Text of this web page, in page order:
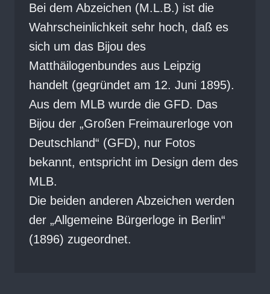
Bei dem Abzeichen (M.L.B.) ist die
Wahrscheinlichkeit sehr hoch, daß es
sich um das Bijou des
Matthäilogenbundes aus Leipzig
handelt (gegründet am 12. Juni 1895).
Aus dem MLB wurde die GFD. Das
Bijou der „Großen Freimaurerloge von
Deutschland“ (GFD), nur Fotos
bekannt, entspricht im Design dem des
MLB.
Die beiden anderen Abzeichen werden
der „Allgemeine Bürgerloge in Berlin“
(1896) zugeordnet.